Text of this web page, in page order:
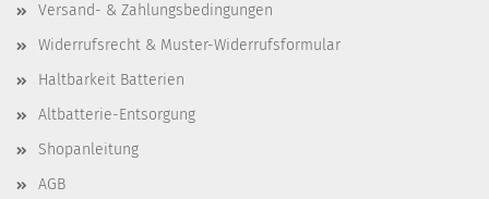
Versand- & Zahlungsbedingungen
Widerrufsrecht & Muster-Widerrufsformular
Haltbarkeit Batterien
Altbatterie-Entsorgung
Shopanleitung
AGB